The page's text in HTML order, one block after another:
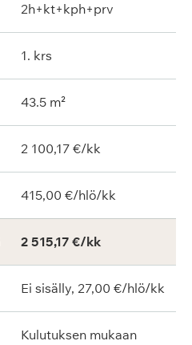
2h+kt+kph+prv
1. krs
43.5 m²
2 100,17 €/kk
415,00 €/hlö/kk
2 515,17 €/kk
Ei sisälly, 27,00 €/hlö/kk
Kulutuksen mukaan